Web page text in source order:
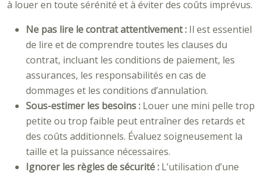
à louer en toute sérénité et à éviter des coûts imprévus.
Ne pas lire le contrat attentivement : Il est essentiel
de lire et de comprendre toutes les clauses du
contrat, incluant les conditions de paiement, les
assurances, les responsabilités en cas de
dommages et les conditions d’annulation.
Sous-estimer les besoins : Louer une mini pelle trop
petite ou trop faible peut entraîner des retards et
des coûts additionnels. Évaluez soigneusement la
taille et la puissance nécessaires.
Ignorer les règles de sécurité : L’utilisation d’une